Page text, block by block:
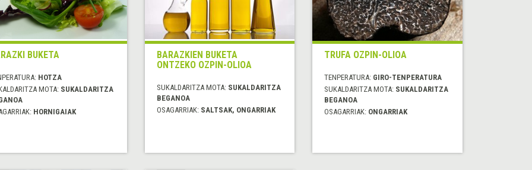
BUKETA
HOTZA
MOTA: SUKALDARITZA
HORNIGAIAK
BARAZKIEN BUKETA
ONTZEKO OZPIN-OLIOA
SUKALDARITZA MOTA: SUKALDARITZA
BEGANOA
OSAGARRIAK: SALTSAK, ONGARRIAK
TRUFA OZPIN-OLIOA
TENPERATURA: GIRO-TENPERATURA
SUKALDARITZA MOTA: SUKALDARITZA
BEGANOA
OSAGARRIAK: ONGARRIAK